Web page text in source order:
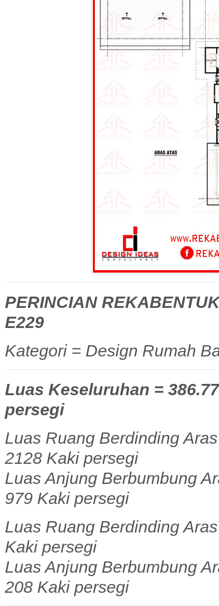
PERINCIAN
E229
Kategori = Design Rumah
Luas Keseluruhan =
persegi
Luas Ruang Berdinding
2128 Kaki persegi
Luas Anjung Berbumbung
979 Kaki persegi
Luas Ruang Berdinding
Kaki persegi
Luas Anjung Berbumbung
208 Kaki persegi